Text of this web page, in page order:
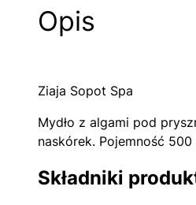
Opis
Ziaja Sopot Spa
Mydło z algami pod
naskórek. Pojemność 500
Składniki